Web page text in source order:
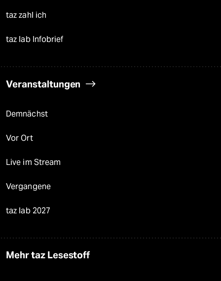
taz zahl ich
taz lab Infobrief
Veranstaltungen
Demnächst
Vor Ort
Live im Stream
Vergangene
taz lab 2027
Mehr taz Lesestoff